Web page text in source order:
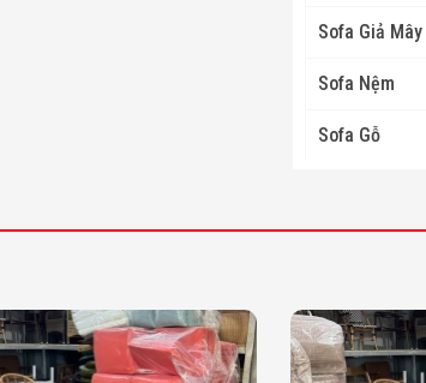
Sofa Giả Mây
Sofa Nệm
Sofa Gỗ